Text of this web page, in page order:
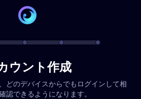
ウント作成
どのデバイスからでもログインして相
認できるようになります。